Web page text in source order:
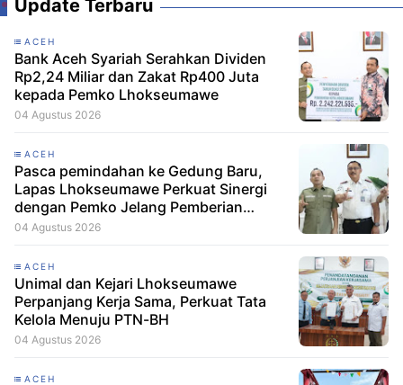
Update Terbaru
ACEH
Bank Aceh Syariah Serahkan Dividen
Rp2,24 Miliar dan Zakat Rp400 Juta
kepada Pemko Lhokseumawe
04 Agustus 2026
ACEH
Pasca pemindahan ke Gedung Baru,
Lapas Lhokseumawe Perkuat Sinergi
dengan Pemko Jelang Pemberian
Remisi HUT RI
04 Agustus 2026
ACEH
Unimal dan Kejari Lhokseumawe
Perpanjang Kerja Sama, Perkuat Tata
Kelola Menuju PTN-BH
04 Agustus 2026
ACEH